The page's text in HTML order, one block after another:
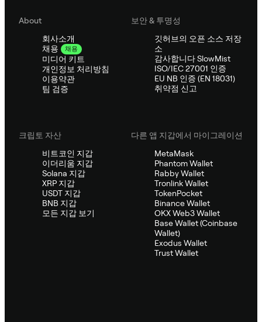
About
회사소개
채용
채용
미디어 키트
개인정보 처리방침
이용약관
팀 검증
보안 & 투명성
깃허브의 오픈 소스 저장
소
감사합니다 SlowMist
ISO/IEC 27001 인증
EU NB 인증 (EN 18031)
취약점 신고
크립토 자산
비트코인 지갑
이더리움 지갑
Solana 지갑
XRP 지갑
USDT 지갑
BNB 지갑
모든 지갑 보기
다른 앱 지갑에서 마이그레이션
MetaMask
Phantom Wallet
Rabby Wallet
Tronlink Wallet
TokenPocket
Binance Wallet
OKX Web3 Wallet
Base Wallet (Coinbase
Wallet)
Exodus Wallet
Trust Wallet